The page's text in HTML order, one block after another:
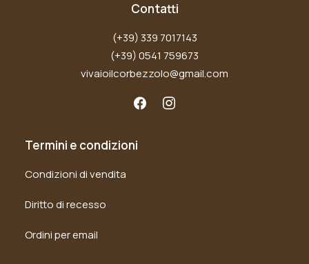
Contatti
(+39) 339 7017143
(+39) 0541 759673
vivaioilcorbezzolo@gmail.com
Termini e condizioni
Condizioni di vendita
Diritto di recesso
Ordini per email